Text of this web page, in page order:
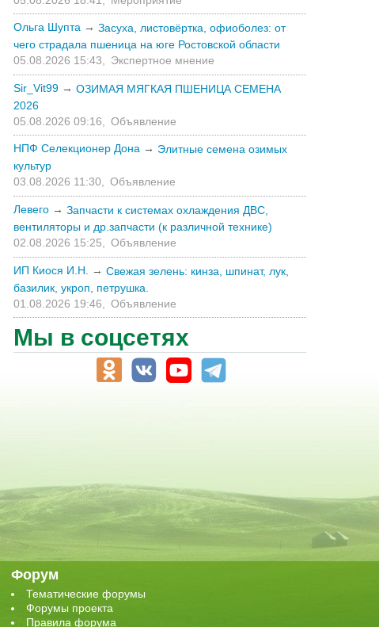
Ольга Шупта → Засуха, листовёртка, офиоболез: от
чего страдала пшеница на юге Ростовской области
05.08.2026 15:43,
Экспертное мнение
Sir_Vit99 → ОЗИМАЯ МЯГКАЯ ПШЕНИЦА СЕМЕНА
2026
05.08.2026 09:16,
Объявление
НПФ Селекционер Дона → Элитные семена озимых
культур
03.08.2026 11:30, Объявление
Левего → Запчасти к системах охлаждения ДВС,
вентиляторы и др.запчасти (к различной технике)
02.08.2026 15:25,
Объявление
ИП Киося И.Н. → Свежая зелень: кинза, шпинат, лук,
базилик, укроп, петрушка.
01.08.2026 19:46,
Объявление
Мы в соцсетях
Форум
Тематические форумы
Форумы проекта
Правила форума